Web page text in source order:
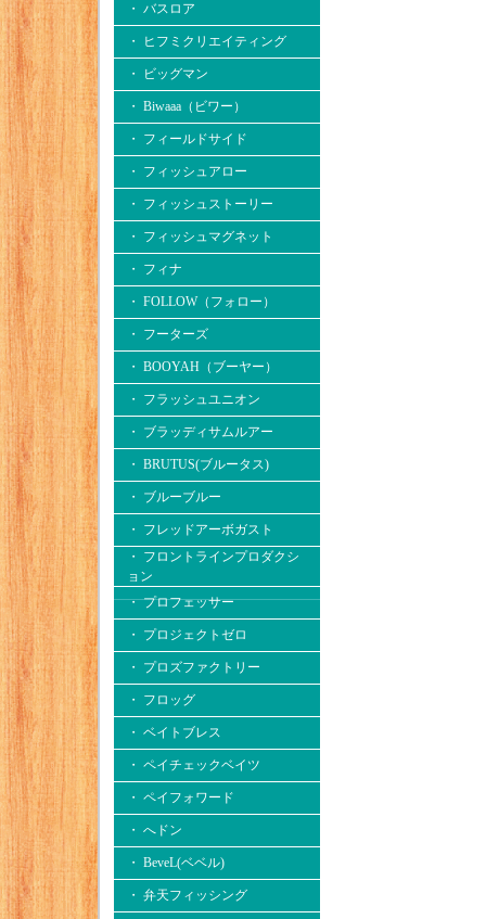
・ バスロア
・ ヒフミクリエイティング
・ ビッグマン
・ Biwaaa（ビワー）
・ フィールドサイド
・ フィッシュアロー
・ フィッシュストーリー
・ フィッシュマグネット
・ フィナ
・ FOLLOW（フォロー）
・ フーターズ
・ BOOYAH（ブーヤー）
・ フラッシュユニオン
・ ブラッディサムルアー
・ BRUTUS(ブルータス)
・ ブルーブルー
・ フレッドアーボガスト
・ フロントラインプロダクシ
ョン
・ プロフェッサー
・ プロジェクトゼロ
・ プロズファクトリー
・ フロッグ
・ ベイトブレス
・ ペイチェックベイツ
・ ペイフォワード
・ へドン
・ BeveL(ベベル)
・ 弁天フィッシング